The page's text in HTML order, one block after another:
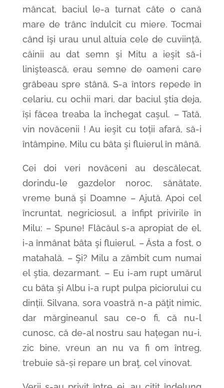
mâncat, baciul le-a turnat câte o cană
mare de trânc îndulcit cu miere. Tocmai
când îşi urau unul altuia cele de cuviință,
câinii au dat semn şi Mitu a ieşit să-i
liniştească, erau semne de oameni care
grăbeau spre stână. S-a întors repede în
celariu, cu ochii mari, dar baciul ştia deja,
își făcea treaba la închegat caşul. – Tată,
vin novăcenii ! Au ieşit cu toții afară, să-i
întâmpine, Milu cu bâta şi fluierul în mână.
Cei doi veri novăceni au descălecat,
dorindu-le gazdelor noroc, sănătate,
vreme bună şi Doamne – Ajută. Apoi cel
încruntat, negriciosul, a înfipt privirile în
Milu: – Spune! Flăcăul s-a apropiat de el,
i-a înmânat bâta şi fluierul. – Ăsta a fost, o
matahală. – Şi? Milu a zâmbit cum numai
el ştia, dezarmant. – Eu i-am rupt umărul
cu bâta şi Albu i-a rupt pulpa piciorului cu
dinții. Silvana, sora voastră n-a păţit nimic,
dar mărgineanul sau ce-o fi, că nu-l
cunosc, că de-al nostru sau hațegan nu-i,
zic bine, vreun an nu va fi om întreg,
trebuie să-și repare un braţ, cel vinovat.